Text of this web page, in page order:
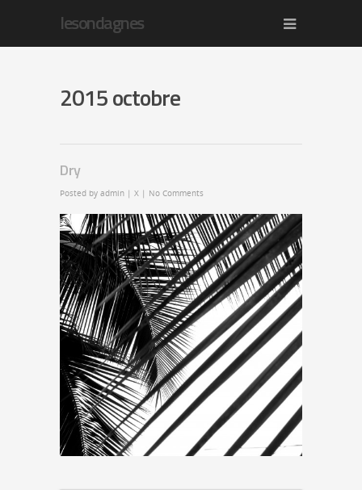
lesondagnes
2015 octobre
Dry
Posted by admin | X | No Comments